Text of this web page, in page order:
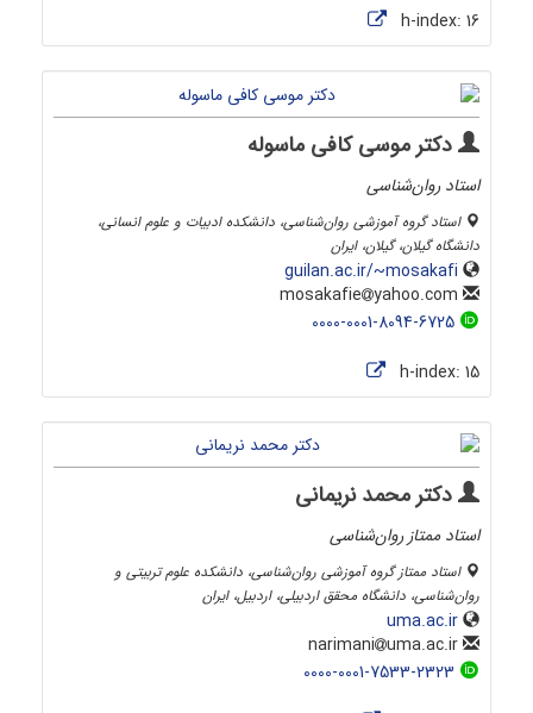
h-index: 16
دکتر موسی کافی ماسوله
استاد روان‌شناسی
استاد گروه آموزشی روان‌شناسی، دانشکده ادبیات و علوم انسانی،
دانشگاه گیلان، گیلان، ایران
guilan.ac.ir/~mosakafi
yahoo.com
0000-0001-8094-6725
h-index: 15
دکتر محمد نریمانی
استاد ممتاز روان‌شناسی
استاد ممتاز گروه آموزشی روان‌شناسی، دانشکده علوم تربیتی و
روان‌شناسی، دانشگاه محقق اردبیلی، اردبیل، ایران
uma.ac.ir
uma.ac.ir
0000-0001-7533-2323